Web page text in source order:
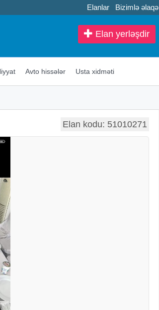
Elanlar Bizimlə əlaqə
Elan yerləşdir
Avto hissələr Usta xidməti
Elan kodu: 51010271